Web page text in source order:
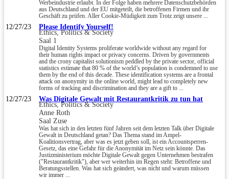
Werbeindustrie erlaubt. In der Folge haben mehrere Datenschutzbehörden
aus Deutschland und der EU mitgeteilt, die betroffenen Firmen und ihr
Geschäft zu prüfen. Aller Cookie-Müdigkeit zum Trotz zeigt unsere ...
12/27/23 Please Identify Yourself!
Ethics, Politics & Society
Saal 1
Digital Identity Systems proliferate worldwide without any regard for
their human rights impact or privacy concerns. Driven by governments
and the crony capitalist solutionism peddled by the private sector, official
statistics estimate that 80 % of the world’s population is condemned to use
them by the end of this decade. These identification systems are a frontal
attack on anonymity in the online world, might lead to completely new
forms of tracking and discrimination and they are a gift to ...
12/27/23 Was Digitale Gewalt mit Restaurantkritik zu tun hat
Ethics, Politics & Society
Anne Roth
Saal Zuse
Was hat sich in den letzten fünf Jahren seit dem letzten Talk über Digitale
Gewalt in Deutschland getan? Das Thema stand im Ampel-
Koalitionsvertrag, aber was es jetzt geben soll, ist ein Accountsperren-
Gesetz, das eine Gefahr für die Anonymität im Netz sein könnte. Das
Justizministerium möchte Digitale Gewalt gegen Unternehmen bestrafen
("Restaurantkritik"), aber wer weiterhin im Regen steht: Betroffene und
Beratungsstellen. Was hat sich geändert, was nicht und warum müssen
wir immer ...